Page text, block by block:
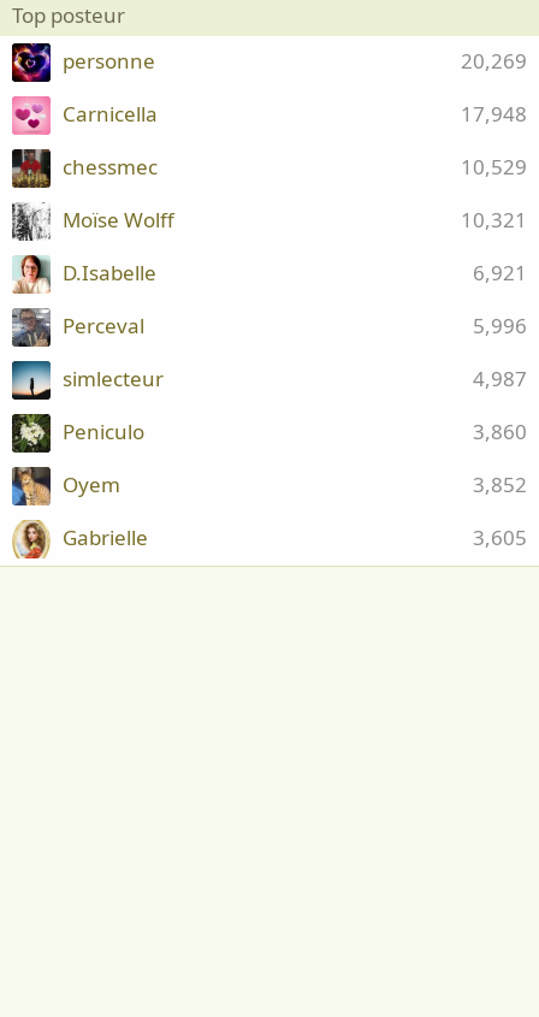
Top posteur
20,269
personne
17,948
Carnicella
10,529
chessmec
10,321
Moïse Wolff
6,921
D.Isabelle
5,996
Perceval
4,987
simlecteur
3,860
Peniculo
3,852
Oyem
3,605
Gabrielle